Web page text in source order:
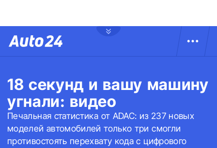
18 секунд и вашу машину
угнали: видео
Печальная статистика от ADAC: из 237 новых
моделей автомобилей только три смогли
противостоять перехвату кода с цифрового